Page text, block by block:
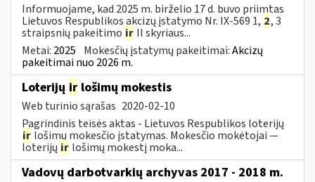
Informuojame, kad 2025 m. birželio 17 d. buvo priimtas
Lietuvos Respublikos akcizų įstatymo Nr. IX-569 1, 2, 3
straipsnių pakeitimo ir II skyriaus...
Metai: 2025 Mokesčių įstatymų pakeitimai:Akcizų
pakeitimai nuo 2026 m.
Loterijų ir lošimų mokestis
Web turinio sąrašas 2020-02-10
Pagrindinis teisės aktas - Lietuvos Respublikos loterijų
ir lošimų mokesčio įstatymas. Mokesčio mokėtojai —
loterijų ir lošimų mokestį moka...
Vadovų darbotvarkių archyvas 2017 - 2018 m.